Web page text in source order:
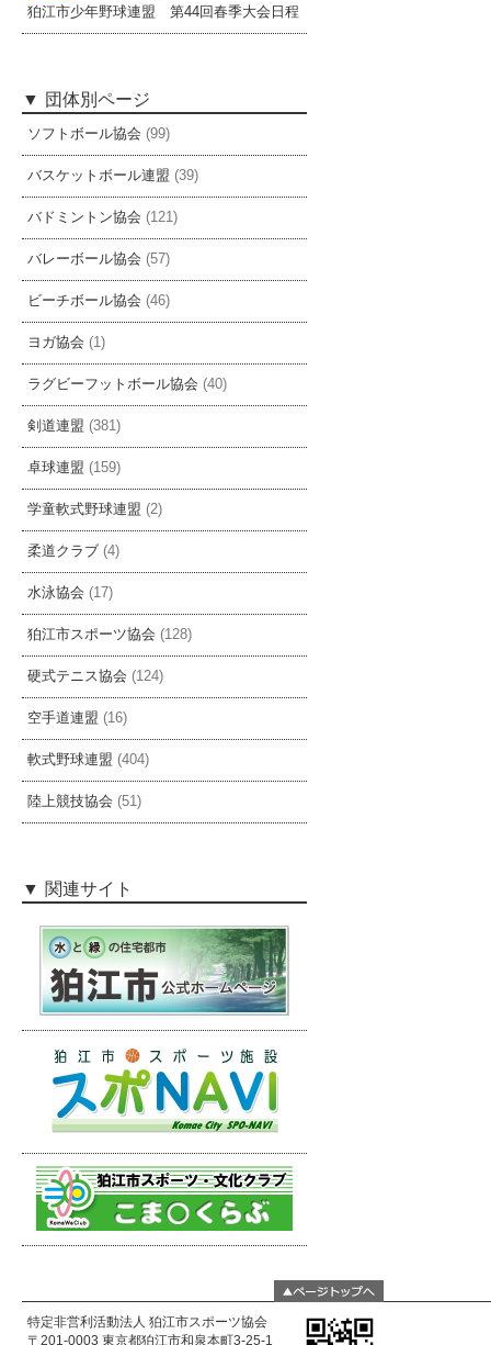
狛江市少年野球連盟 第44回春季大会日程
団体別ページ
ソフトボール協会 (99)
バスケットボール連盟 (39)
バドミントン協会 (121)
バレーボール協会 (57)
ビーチボール協会 (46)
ヨガ協会 (1)
ラグビーフットボール協会 (40)
剣道連盟 (381)
卓球連盟 (159)
学童軟式野球連盟 (2)
柔道クラブ (4)
水泳協会 (17)
狛江市スポーツ協会 (128)
硬式テニス協会 (124)
空手道連盟 (16)
軟式野球連盟 (404)
陸上競技協会 (51)
関連サイト
特定非営利活動法人 狛江市スポーツ協会
〒201-0003 東京都狛江市和泉本町3-25-1